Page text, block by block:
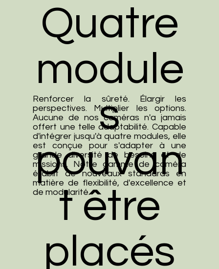
Quatre
module
s
pouvan
t être
placés
Renforcer la sûreté. Élargir les
perspectives. Multiplier les options.
Aucune de nos caméras n'a jamais
offert une telle adaptabilité. Capable
d'intégrer jusqu'à quatre modules, elle
est conçue pour s'adapter à une
grande diversité de besoins et de
missions. Notre gamme de caméra
établit de nouveaux standards en
matière de flexibilité, d'excellence et
de modularité.